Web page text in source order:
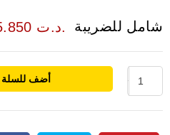
5.850 د.ت. شامل للضريبة
أضف للسلة